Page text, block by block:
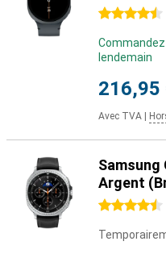
4.5 étoiles
lendemain
216,95
Avec TVA
Samsung
Argent
4.5 étoiles